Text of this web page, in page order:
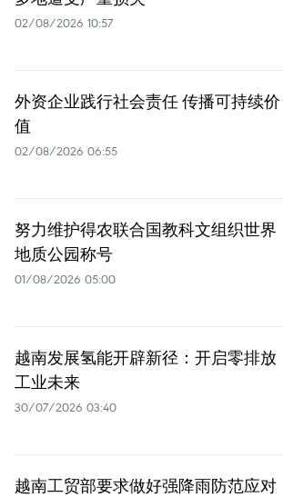
02/08/2026 10:57
外资企业践行社会责任 传播可持续价
值
02/08/2026 06:55
努力维护得农联合国教科文组织世界
地质公园称号
01/08/2026 05:00
越南发展氢能开辟新径：开启零排放
工业未来
30/07/2026 03:40
越南工贸部要求做好强降雨防范应对